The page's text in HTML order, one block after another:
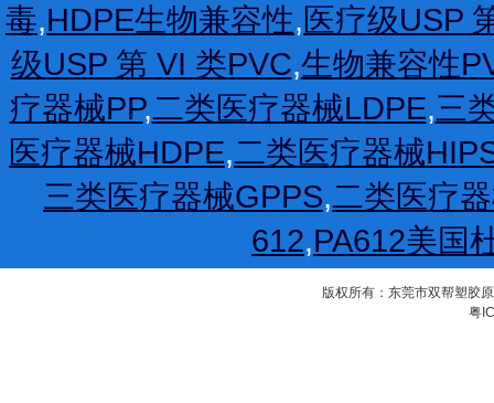
毒,HDPE生物兼容性,医疗级USP
级USP 第 VI 类PVC,生物兼容性
疗器械PP,二类医疗器械LDPE,三
医疗器械HDPE,二类医疗器械
三类医疗器械GPPS,二类医疗
612,PA612美国
版权所有：东莞市双帮塑胶
粤